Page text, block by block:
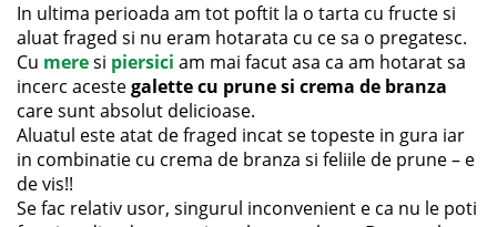
In ultima perioada am tot poftit la o tarta cu fructe si
aluat fraged si nu eram hotarata cu ce sa o pregatesc.
Cu meresi piersici am mai facut asa ca am hotarat sa
incerc acestegalette cu prune si crema de branza
care sunt absolut delicioase.
Aluatul este atat de fraged incat se topeste in gura iar
in combinatie cu crema de branza si feliile de prune – e
de vis!!
Se fac relativ usor, singurul inconvenient e ca nu le poti